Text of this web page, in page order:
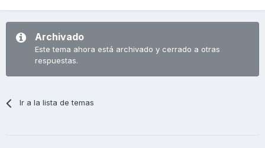
Archivado
Este tema ahora está archivado y cerrado a otras
respuestas.
Ir a la lista de temas